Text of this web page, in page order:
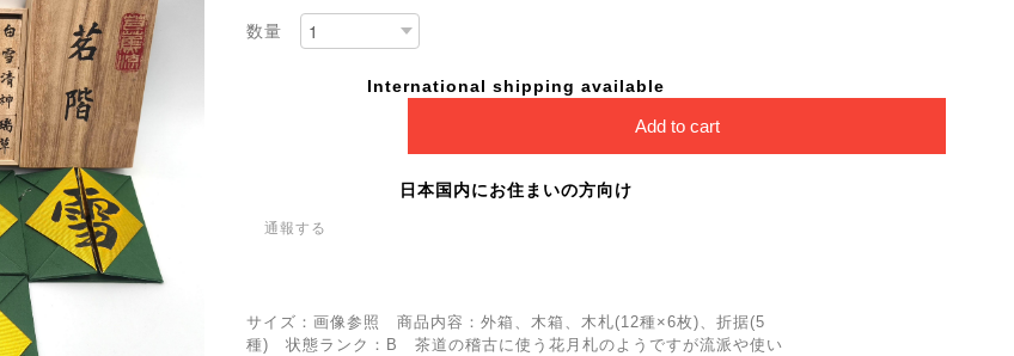
数量
International shipping available
Add to cart
日本国内にお住まいの方向け
通報する
サイズ：画像参照 商品内容：外箱、木箱、木札(12種×6枚)、折据(5
種) 状態ランク：B 茶道の稽古に使う花月札のようですが流派や使い